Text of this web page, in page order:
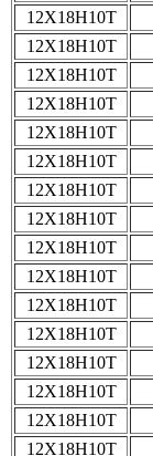
12Х18Н10Т
12Х18Н10Т
12Х18Н10Т
12Х18Н10Т
12Х18Н10Т
12Х18Н10Т
12Х18Н10Т
12Х18Н10Т
12Х18Н10Т
12Х18Н10Т
12Х18Н10Т
12Х18Н10Т
12Х18Н10Т
12Х18Н10Т
12Х18Н10Т
12Х18Н10Т